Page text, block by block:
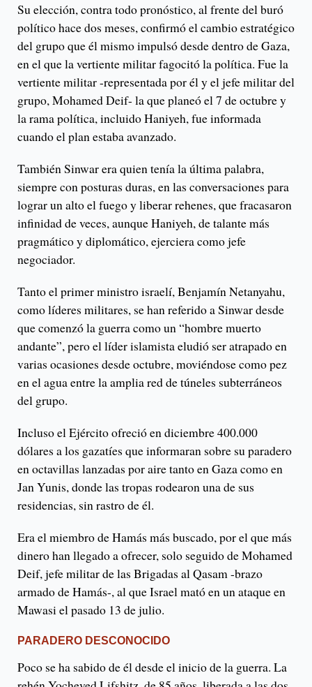
Su elección, contra todo pronóstico, al frente del buró
político hace dos meses, confirmó el cambio estratégico
del grupo que él mismo impulsó desde dentro de Gaza,
en el que la vertiente militar fagocitó la política. Fue la
vertiente militar -representada por él y el jefe militar del
grupo, Mohamed Deif- la que planeó el 7 de octubre y
la rama política, incluido Haniyeh, fue informada
cuando el plan estaba avanzado.
También Sinwar era quien tenía la última palabra,
siempre con posturas duras, en las conversaciones para
lograr un alto el fuego y liberar rehenes, que fracasaron
infinidad de veces, aunque Haniyeh, de talante más
pragmático y diplomático, ejerciera como jefe
negociador.
Tanto el primer ministro israelí, Benjamín Netanyahu,
como líderes militares, se han referido a Sinwar desde
que comenzó la guerra como un “hombre muerto
andante”, pero el líder islamista eludió ser atrapado en
varias ocasiones desde octubre, moviéndose como pez
en el agua entre la amplia red de túneles subterráneos
del grupo.
Incluso el Ejército ofreció en diciembre 400.000
dólares a los gazatíes que informaran sobre su paradero
en octavillas lanzadas por aire tanto en Gaza como en
Jan Yunis, donde las tropas rodearon una de sus
residencias, sin rastro de él.
Era el miembro de Hamás más buscado, por el que más
dinero han llegado a ofrecer, solo seguido de Mohamed
Deif, jefe militar de las Brigadas al Qasam -brazo
armado de Hamás-, al que Israel mató en un ataque en
Mawasi el pasado 13 de julio.
PARADERO DESCONOCIDO
Poco se ha sabido de él desde el inicio de la guerra. La